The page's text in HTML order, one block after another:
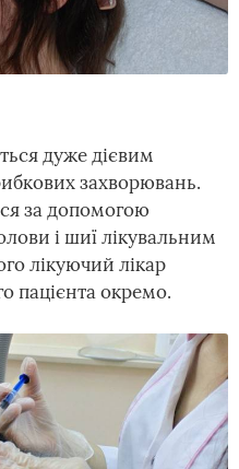
дуже дієвим
захворювань.
за допомогою
і шиї лікувальним
лікуючий лікар
пацієнта окремо.